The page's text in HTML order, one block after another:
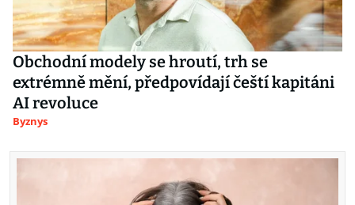
Obchodní modely se hroutí, trh se
extrémně mění, předpovídají čeští kapitáni
AI revoluce
Byznys